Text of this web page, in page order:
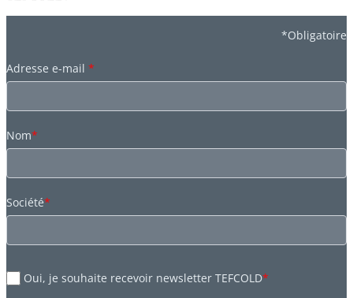
*Obligatoire
Adresse e-mail *
Nom*
Société*
Oui, je souhaite recevoir newsletter TEFCOLD*